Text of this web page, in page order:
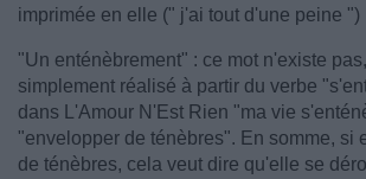
imprimée en elle (" j'ai tout d'une peine ")
"Un enténèbrement" : ce mot n'existe
simplement réalisé à partir du verbe
dans L'Amour N'Est Rien "ma vie
"envelopper de ténèbres". En somme, si
de ténèbres, cela veut dire qu'elle se